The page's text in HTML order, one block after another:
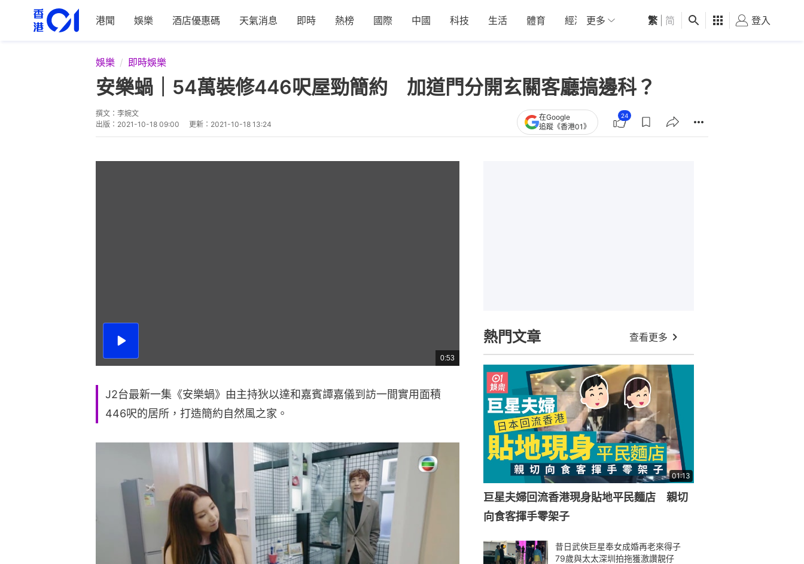
港聞 娛樂 酒店優惠碼 天氣消息 即時 熱榜 國際 中國 科技 生活 體育 經濟 01深圳 觀點 健康 好食玩飛
更多 繁 简 登入
娛樂 即時娛樂
安樂蝸｜54萬裝修446呎屋勁簡約 加道門分開玄關客廳搞邊科？
撰文： 李婉文
出版： 2021-10-18 09:00 更新： 2021-10-18 13:24
在Google
追蹤《香港01》
24
播
總
共
0:53
J2台最新一集《安樂蝸》由主持狄以達和嘉賓譚嘉儀到訪一間實用面積
446呎的居所，打造簡約自然風之家。
熱門文章 查看更多
01:13
巨星夫婦回流香港現身貼地平民麵店 親切
向食客揮手零架子
昔日武俠巨星奉女成婚再老來得子
79歲與太太深圳拍拖獲激讚靚仔